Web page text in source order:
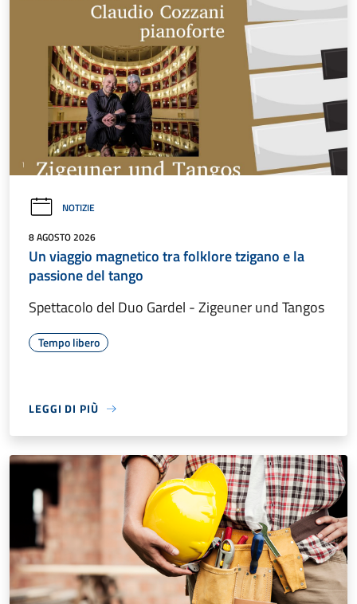
NOTIZIE
8 AGOSTO 2026
Un viaggio magnetico tra folklore tzigano e la
passione del tango
Spettacolo del Duo Gardel - Zigeuner und Tangos
Tempo libero
LEGGI DI PIÙ